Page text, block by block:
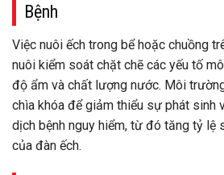
Bệnh
Việc nuôi ếch trong bể hoặc chuồng
nuôi kiểm soát chặt chẽ các yếu tố
độ ẩm và chất lượng nước. Môi
chìa khóa để giảm thiểu sự phát sinh
dịch bệnh nguy hiểm, từ đó tăng tỷ lệ
của đàn ếch.